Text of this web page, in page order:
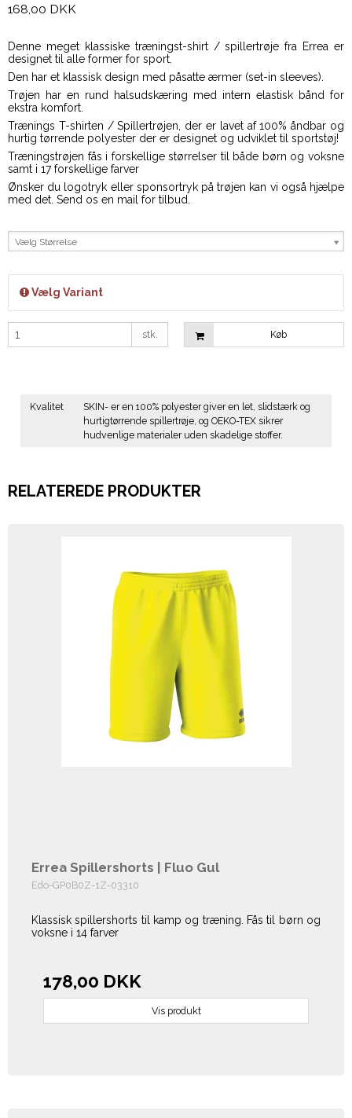
168,00 DKK
Denne meget klassiske træningst-shirt / spillertrøje fra Errea er
designet til alle former for sport.
Den har et klassisk design med påsatte ærmer (set-in sleeves).
Trøjen har en rund halsudskæring med intern elastisk bånd for
ekstra komfort.
Trænings T-shirten / Spillertrøjen, der er lavet af 100% åndbar og
hurtig tørrende polyester der er designet og udviklet til sportstøj!
Træningstrøjen fås i forskellige størrelser til både børn og voksne
samt i 17 forskellige farver
Ønsker du logotryk eller sponsortryk på trøjen kan vi også hjælpe
med det. Send os en mail for tilbud.
Vælg Størrelse
Vælg Variant
stk. Køb
Kvalitet
SKIN- er en 100% polyester giver en let, slidstærk og
hurtigtørrende spillertrøje, og OEKO-TEX sikrer
hudvenlige materialer uden skadelige stoffer.
RELATEREDE PRODUKTER
Errea Spillershorts | Fluo Gul
Edo-GP0B0Z-1Z-03310
Klassisk spillershorts til kamp og træning. Fås til børn og
voksne i 14 farver
178,00 DKK
Vis produkt